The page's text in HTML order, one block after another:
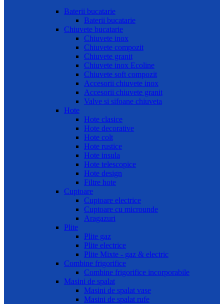
Baterii bucatarie
Baterii bucatarie
Chiuvete bucatarie
Chiuvete inox
Chiuvete compozit
Chiuvete granit
Chiuvete inox Ecoline
Chiuvete soft compozit
Accesorii chiuvete inox
Accesorii chiuvete granit
Valve si sifoane chiuveta
Hote
Hote clasice
Hote decorative
Hote colt
Hote rustice
Hote insula
Hote telescopice
Hote design
Filtre hote
Cuptoare
Cuptoare electrice
Cuptoare cu microunde
Aragazuri
Plite
Plite gaz
Plite electrice
Plite Mixte - gaz & electric
Combine frigorifice
Combine frigorifice incorporabile
Masini de spalat
Masini de spalat vase
Masini de spalat rufe